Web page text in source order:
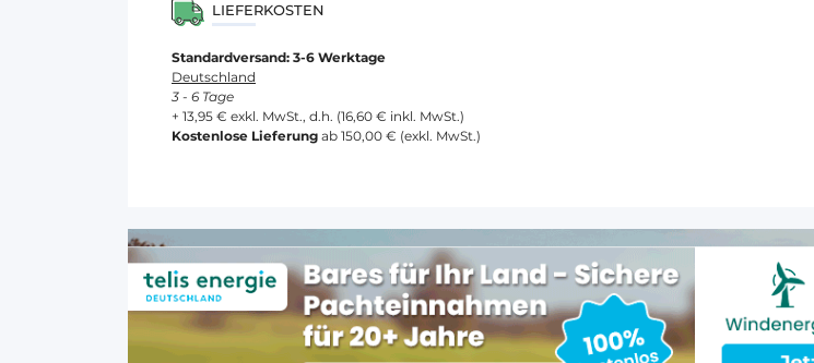
LIEFERKOSTEN
Standardversand: 3-6 Werktage
Deutschland
3 - 6 Tage
+ 13,95 € exkl. MwSt., d.h. (16,60 € inkl. MwSt.)
Kostenlose Lieferung ab 150,00 € (exkl. MwSt.)